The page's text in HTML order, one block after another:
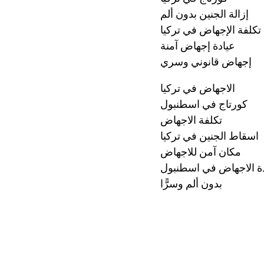
إزالة الجنين بدون ألم
تكلفة الإجهاض في تركيا
عيادة إجهاض آمنة
إجهاض قانوني وسري
الاجهاض في تركيا
كورتاج في اسطنبول
تكلفة الاجهاض
اسقاط الجنين في تركيا
مكان آمن للاجهاض
الاجهاض في اسطنبول
بدون ألم وسرًّا